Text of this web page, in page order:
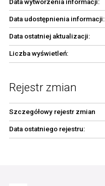
Data wytworzenia informacji:
Data udostępnienia informacji:
Data ostatniej aktualizacji:
Liczba wyświetleń:
Rejestr zmian
Szczegółowy rejestr zmian
Data ostatniego rejestru: